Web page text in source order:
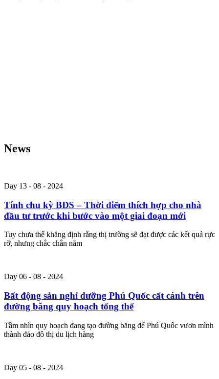
News
Day 13 - 08 - 2024
Tính chu kỳ BĐS – Thời điểm thích hợp cho nhà
đầu tư trước khi bước vào một giai đoạn mới
Tuy chưa thể khẳng định rằng thị trường sẽ đạt được các kết quả rực
rỡ, nhưng chắc chắn năm
Day 06 - 08 - 2024
Bất động sản nghỉ dưỡng Phú Quốc cất cánh trên
đường băng quy hoạch tổng thể
Tầm nhìn quy hoạch đang tạo đường băng để Phú Quốc vươn mình
thành đảo đô thị du lịch hàng
Day 05 - 08 - 2024